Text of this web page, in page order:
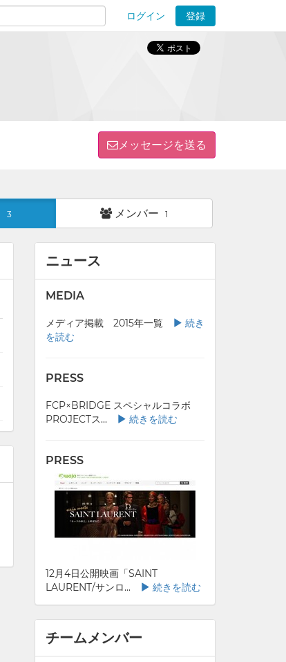
ログイン
登録
メッセージを送る
3 メンバー 1
ニュース
MEDIA
メディア掲載 2015年一覧
続き
を読む
PRESS
FCP×BRIDGE スペシャルコラボ
PROJECTス...
続きを読む
PRESS
12月4日公開映画「SAINT
LAURENT/サンロ...
続きを読む
チームメンバー